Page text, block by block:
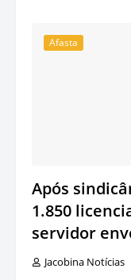
Afasta
Após
1.850
servidor
Jacobina Notícias